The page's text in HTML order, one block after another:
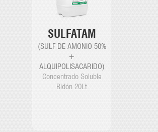
SULFATAM
(SULF DE AMONIO 50%
+
ALQUIPOLISACARIDO)
Concentrado Soluble
Bidón 20Lt